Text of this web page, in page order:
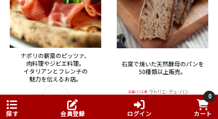
探す 会員登録 ログイン
0
カート
ナポリの薪窯のピッツァ、
肉料理やジビエ料理。
イタリアンとフレンチの
魅力を伝えるお店。
石窯で焼いた天然酵母のパンを
50種類以上販売。